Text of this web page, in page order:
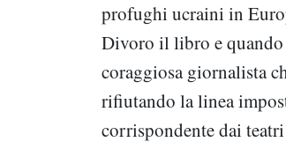
profughi ucraini in
Divoro il libro e quando
coraggiosa giornalista
rifiutando la linea
corrispondente dai